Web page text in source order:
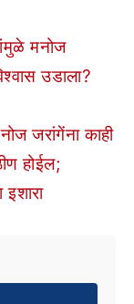
मनोज
उडाला?
जरांगेंना काही
होईल;